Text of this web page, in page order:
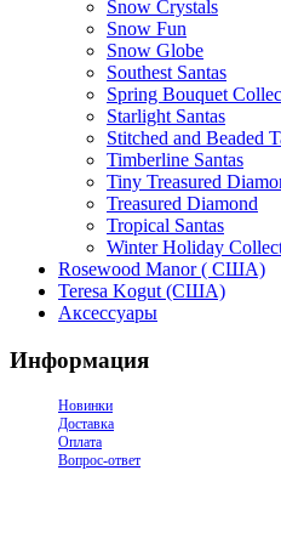
Snow Crystals
Snow Fun
Snow Globe
Southest Santas
Spring Bouquet
Starlight Santas
Stitched and Beaded
Timberline Santas
Tiny Treasured
Treasured Diamond
Tropical Santas
Winter Holiday
Rosewood Manor ( США)
Teresa Kogut (США)
Аксессуары
Информация
Новинки
Доставка
Оплата
Вопрос-ответ